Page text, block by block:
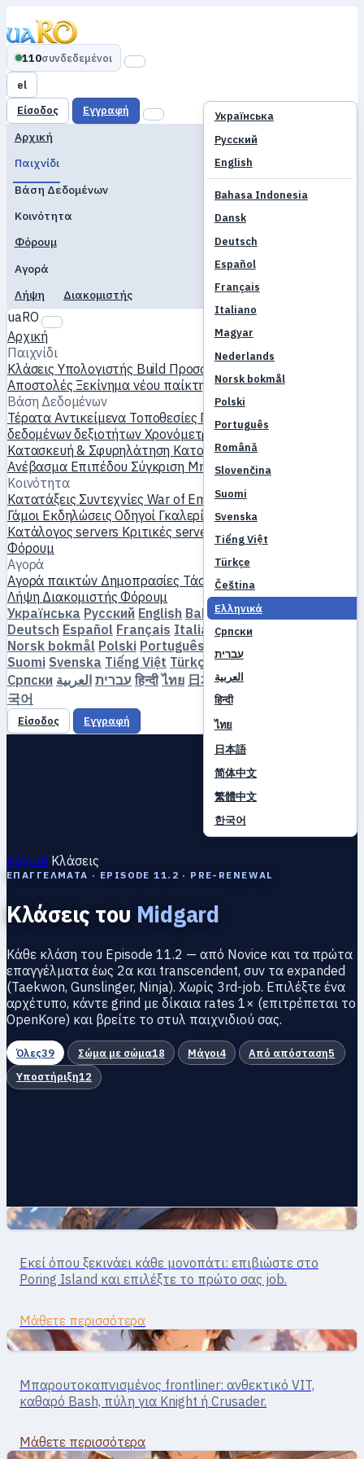
110συνδεδεμένοι
el
Українська
Русский
English
Bahasa Indonesia
Dansk
Deutsch
Español
Français
Italiano
Magyar
Nederlands
Norsk bokmål
Polski
Português
Română
Slovenčina
Suomi
Svenska
Tiếng Việt
Türkçe
Čeština
Ελληνικά
Српски
עברית
العربية
हिन्दी
ไทย
日本語
简体中文
繁體中文
한국어
Είσοδος Εγγραφή
Αρχική
Παιχνίδι
Βάση Δεδομένων
Κοινότητα
Φόρουμ
Αγορά
Λήψη
Διακομιστής
uaRO
Αρχική
Παιχνίδι
Κλάσεις Υπολογιστής Build Προσομοιωτής δεξιοτήτων
Αποστολές Ξεκίνημα νέου παίκτη
Βάση Δεδομένων
Τέρατα Αντικείμενα Τοποθεσίες Παγκόσμιος χάρτης
δεδομένων δεξιοτήτων Χρονόμετρα MVPΟδηγός Farming
Κατασκευή & Σφυρηλάτηση ΚατοικίδιαΧομούνκουλους
Ανέβασμα Επιπέδου Σύγκριση ΜηχανισμοίΑναφορές
Κοινότητα
Κατατάξεις Συντεχνίες War of Emperium
Γάμοι ΕκδηλώσειςΟδηγοί Γκαλερί ΒίντεοΙστολόγια
Κατάλογος servers Κριτικές servers Συνεργάτες
Φόρουμ
Αγορά
Αγορά παικτών Δημοπρασίες Τάσεις τιμών
Λήψη ΔιακομιστήςΦόρουμ
Українська Русский English Bahasa Indonesia
Deutsch Español Français Italiano Magyar
Norsk bokmål Polski Português
Suomi Svenska Tiếng Việt Türkçe Čeština
Српски
עברית العربية हिन्दी ไทย 日本語 简体中文
국어
Είσοδος Εγγραφή
Αρχική Κλάσεις
ΕΠΑΓΓΈΛΜΑΤΑ · EPISODE 11.2 · PRE-RENEWAL
Κλάσεις του Midgard
Κάθε κλάση του Episode 11.2 — από Novice και τα πρώτα
επαγγέλματα έως 2α και transcendent, συν τα expanded
(Taekwon, Gunslinger, Ninja). Χωρίς 3rd-job. Επιλέξτε ένα
αρχέτυπο, κάντε grind με δίκαια rates 1× (επιτρέπεται το
OpenKore) και βρείτε το στυλ παιχνιδιού σας.
Όλες39 Σώμα με σώμα18 Μάγοι4 Από απόσταση5
Υποστήριξη12
Σώμα με σώμα
Novice
Εκεί όπου ξεκινάει κάθε μονοπάτι: επιβιώστε στο
Poring Island και επιλέξτε το πρώτο σας job.
Μάθετε περισσότερα
Σώμα με σώμα
Swordman
Μπαρουτοκαπνισμένος frontliner: ανθεκτικό VIT,
καθαρό Bash, πύλη για Knight ή Crusader.
Μάθετε περισσότερα